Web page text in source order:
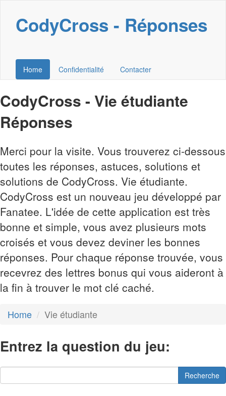
CodyCross - Réponses
Home Confidentialité Contacter
CodyCross - Vie étudiante
Réponses
Merci pour la visite. Vous trouverez ci-dessous
toutes les réponses, astuces, solutions et
solutions de CodyCross. Vie étudiante.
CodyCross est un nouveau jeu développé par
Fanatee. L'idée de cette application est très
bonne et simple, vous avez plusieurs mots
croisés et vous devez deviner les bonnes
réponses. Pour chaque réponse trouvée, vous
recevrez des lettres bonus qui vous aideront à
la fin à trouver le mot clé caché.
Home Vie étudiante
Entrez la question du jeu:
Recherche